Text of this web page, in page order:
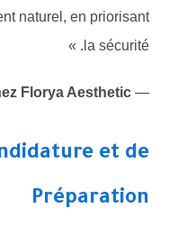
naturel, en priorisant
la sécurité. »
—
Florya Aesthetic
et de
Préparation